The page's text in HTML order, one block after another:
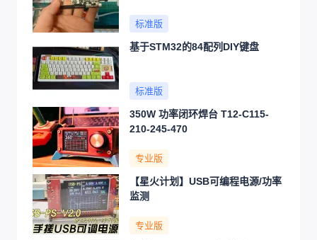
标准版
基于STM32的84配列DIY键盘
标准版
350W 功率闭环焊台 T12-C115-
210-245-470
专业版
【星火计划】USB可编程电源/功率
监测
专业版